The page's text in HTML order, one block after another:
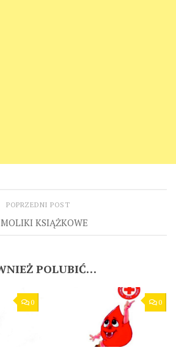
POPRZEDNI POST
MOLIKI KSIĄŻKOWE
POLUBIĆ…
0 0